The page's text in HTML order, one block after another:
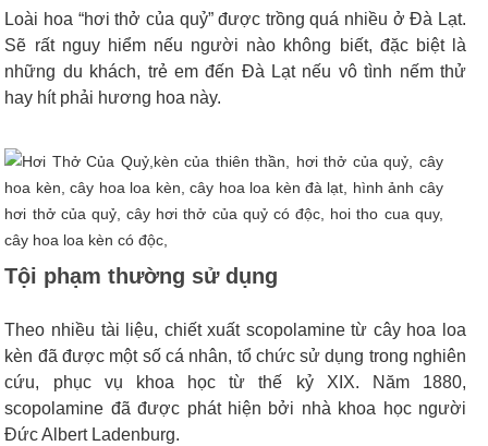
Loài hoa “hơi thở của quỷ” được trồng quá nhiều ở Đà Lạt.
Sẽ rất nguy hiểm nếu người nào không biết, đặc biệt là
những du khách, trẻ em đến Đà Lạt nếu vô tình nếm thử
hay hít phải hương hoa này.
Tội phạm thường sử dụng
Theo nhiều tài liệu, chiết xuất scopolamine từ cây hoa loa
kèn đã được một số cá nhân, tổ chức sử dụng trong nghiên
cứu, phục vụ khoa học từ thế kỷ XIX. Năm 1880,
scopolamine đã được phát hiện bởi nhà khoa học người
Đức Albert Ladenburg.